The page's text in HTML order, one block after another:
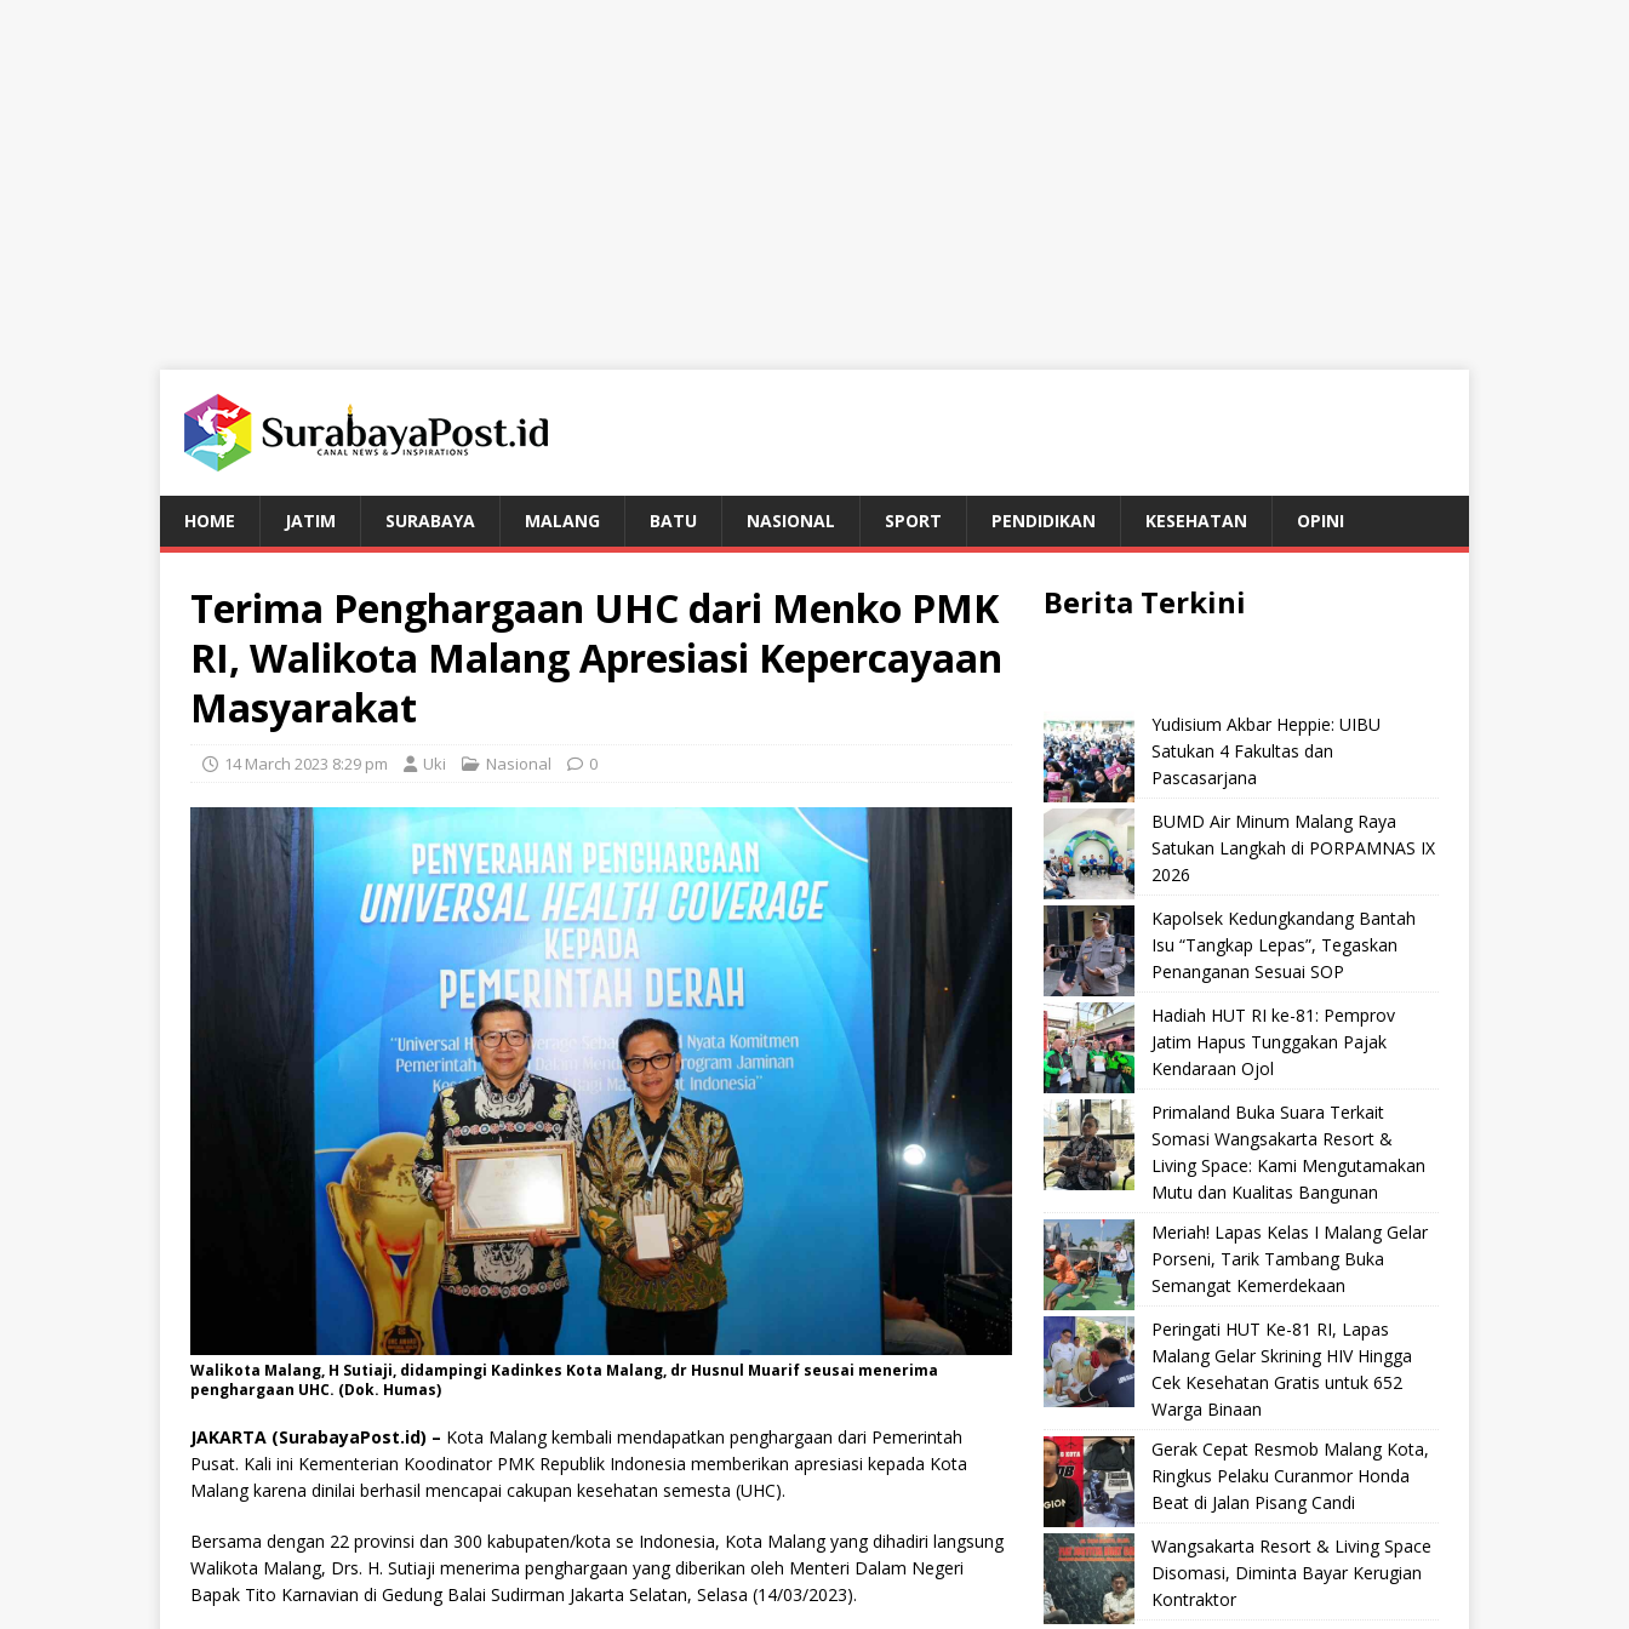
HOME JATIM SURABAYA MALANG BATU NASIONAL SPORT PENDIDIKAN KESEHATAN OPINI
Terima Penghargaan UHC dari Menko PMK
RI, Walikota Malang Apresiasi Kepercayaan
Masyarakat
14 March 2023 8:29 pm Uki Nasional 0
Walikota Malang, H Sutiaji, didampingi Kadinkes Kota Malang, dr Husnul Muarif seusai menerima
penghargaan UHC. (Dok. Humas)
JAKARTA (SurabayaPost.id) – Kota Malang kembali mendapatkan penghargaan dari Pemerintah
Pusat. Kali ini Kementerian Koodinator PMK Republik Indonesia memberikan apresiasi kepada Kota
Malang karena dinilai berhasil mencapai cakupan kesehatan semesta (UHC).
Bersama dengan 22 provinsi dan 300 kabupaten/kota se Indonesia, Kota Malang yang dihadiri langsung
Walikota Malang, Drs. H. Sutiaji menerima penghargaan yang diberikan oleh Menteri Dalam Negeri
Bapak Tito Karnavian di Gedung Balai Sudirman Jakarta Selatan, Selasa (14/03/2023).
Berita Terkini
Yudisium Akbar Heppie: UIBU
Satukan 4 Fakultas dan
Pascasarjana
BUMD Air Minum Malang Raya
Satukan Langkah di PORPAMNAS IX
2026
Kapolsek Kedungkandang Bantah
Isu “Tangkap Lepas”, Tegaskan
Penanganan Sesuai SOP
Hadiah HUT RI ke-81: Pemprov
Jatim Hapus Tunggakan Pajak
Kendaraan Ojol
Primaland Buka Suara Terkait
Somasi Wangsakarta Resort &
Living Space: Kami Mengutamakan
Mutu dan Kualitas Bangunan
Meriah! Lapas Kelas I Malang Gelar
Porseni, Tarik Tambang Buka
Semangat Kemerdekaan
Peringati HUT Ke-81 RI, Lapas
Malang Gelar Skrining HIV Hingga
Cek Kesehatan Gratis untuk 652
Warga Binaan
Gerak Cepat Resmob Malang Kota,
Ringkus Pelaku Curanmor Honda
Beat di Jalan Pisang Candi
Wangsakarta Resort & Living Space
Disomasi, Diminta Bayar Kerugian
Kontraktor